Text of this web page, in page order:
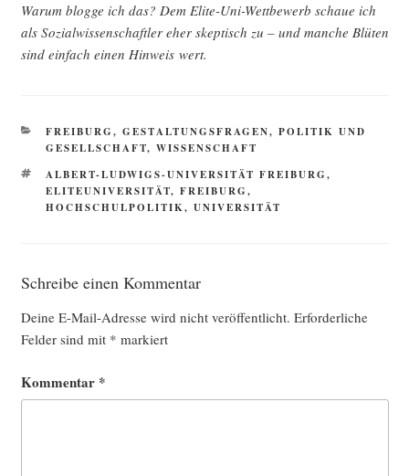
War­um blog­ge ich das? Dem Eli­te-Uni-Wett­be­werb schaue ich
als Sozi­al­wis­sen­schaft­ler eher skep­tisch zu – und man­che Blü­ten
sind ein­fach einen Hin­weis wert.
KATEGORIEN
FREIBURG, GESTALTUNGSFRAGEN, POLITIK UND
GESELLSCHAFT, WISSENSCHAFT
SCHLAGWÖRTER
ALBERT-LUDWIGS-UNIVERSITÄT FREIBURG,
ELITEUNIVERSITÄT, FREIBURG,
HOCHSCHULPOLITIK, UNIVERSITÄT
Schreibe einen Kommentar
Deine E-Mail-Adresse wird nicht veröffentlicht. Erforderliche
Felder sind mit * markiert
Kommentar *